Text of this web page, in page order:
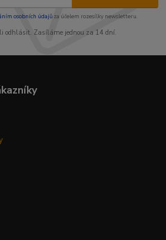
osobních údajůza účelem rozesílky newsletteru.
odhlásit. Zasíláme jednou za 14 dní.